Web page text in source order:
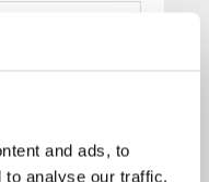
and ads, to
to analyse our traffic.